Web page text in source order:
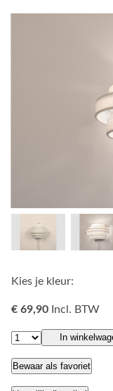
Kies je kleur:
€ 69,90 Incl. BTW
In
Bewaar als favoriet